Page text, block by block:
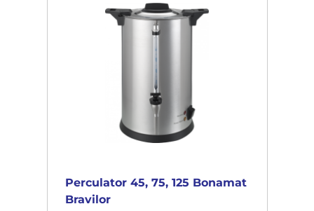
Perculator 45, 75, 125 Bonamat
Bravilor